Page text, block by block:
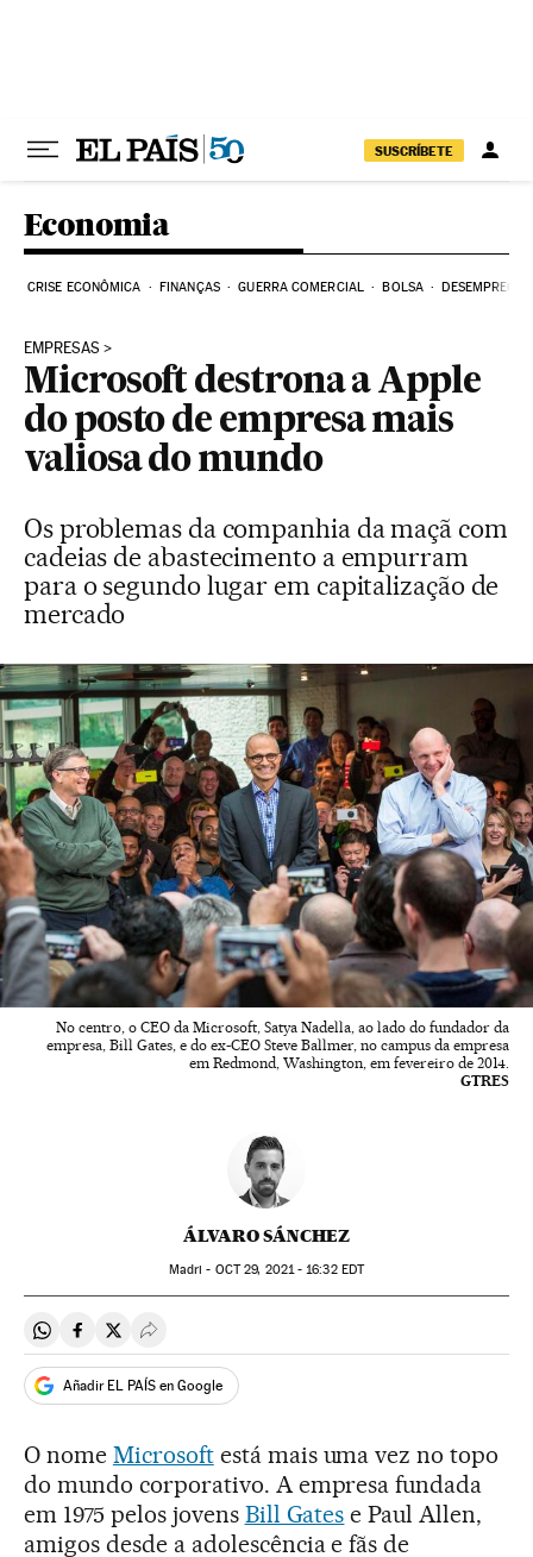
SUSCRÍBETE
Economia
CRISE ECONÔMICA FINANÇAS GUERRA COMERCIAL BOLSA DESEMPREGO
EMPRESAS
Microsoft destrona a Apple
do posto de empresa mais
valiosa do mundo
Os problemas da companhia da maçã com
cadeias de abastecimento a empurram
para o segundo lugar em capitalização de
mercado
No centro, o CEO da Microsoft, Satya Nadella, ao lado do fundador da
empresa, Bill Gates, e do ex-CEO Steve Ballmer, no campus da empresa
em Redmond, Washington, em fevereiro de 2014.
GTRES
ÁLVARO SÁNCHEZ
Madri - OCT29, 2021 - 16:32EDT
Compartir en Whatsapp
Compartir en Facebook
Compartir en Twitter
Desplegar Redes Sociales
Añadir EL PAÍS en Google
O nome Microsoftestá mais uma vez no topo
do mundo corporativo. A empresa fundada
em 1975 pelos jovens Bill Gates e Paul Allen,
amigos desde a adolescência e fãs de